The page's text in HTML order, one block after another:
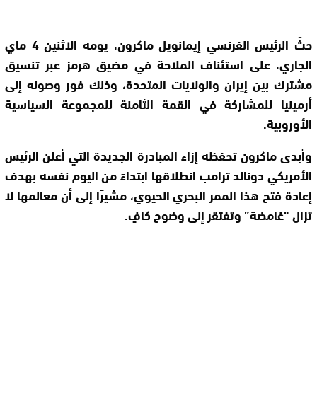
حثّ الرئيس الفرنسي إيمانويل ماكرون، يومه الاثنين 4 ماي
الجاري، على استئناف الملاحة في مضيق هرمز عبر تنسيق
مشترك بين إيران والولايات المتحدة، وذلك فور وصوله إلى
أرمينيا للمشاركة في القمة الثامنة للمجموعة السياسية
الأوروبية.
وأبدى ماكرون تحفظه إزاء المبادرة الجديدة التي أعلن الرئيس
الأمريكي دونالد ترامب انطلاقها ابتداءً من اليوم نفسه بهدف
إعادة فتح هذا الممر البحري الحيوي، مشيرًا إلى أن معالمها لا
تزال “غامضة” وتفتقر إلى وضوح كافٍ.